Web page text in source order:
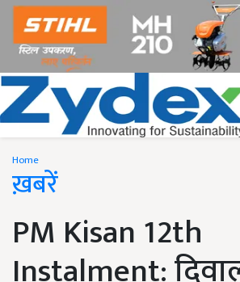
Home
ख़बरें
PM Kisan 12th